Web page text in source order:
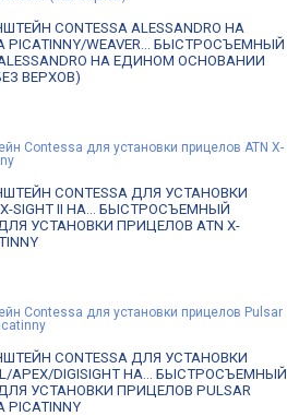
CONTESSA ALESSANDRO НА
WEAVER...
БЫСТРОСЪЕМНЫЙ
НА ЕДИНОМ ОСНОВАНИИ
ВЕРХОВ)
CONTESSA ДЛЯ УСТАНОВКИ
II НА...
БЫСТРОСЪЕМНЫЙ
УСТАНОВКИ ПРИЦЕЛОВ ATN X-
CONTESSA ДЛЯ УСТАНОВКИ
DIGISIGHT НА...
БЫСТРОСЪЕМНЫЙ
УСТАНОВКИ ПРИЦЕЛОВ PULSAR
PICATINNY